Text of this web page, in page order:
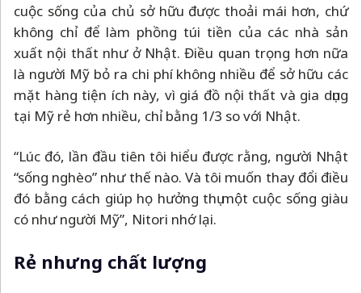
cuộc sống của chủ sở hữu được thoải mái hơn, chứ
không chỉ để làm phồng túi tiền của các nhà sản
xuất nội thất như ở Nhật. Điều quan trọng hơn nữa
là người Mỹ bỏ ra chi phí không nhiều để sở hữu các
mặt hàng tiện ích này, vì giá đồ nội thất và gia dụng
tại Mỹ rẻ hơn nhiều, chỉ bằng 1/3 so với Nhật.
“Lúc đó, lần đầu tiên tôi hiểu được rằng, người Nhật
“sống nghèo” như thế nào. Và tôi muốn thay đổi điều
đó bằng cách giúp họ hưởng thụ một cuộc sống giàu
có như người Mỹ”, Nitori nhớ lại.
Rẻ nhưng chất lượng